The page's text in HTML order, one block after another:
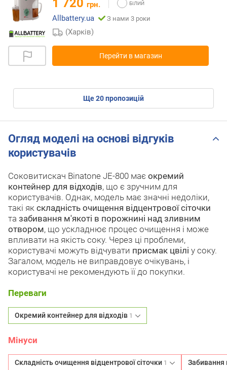
грн.
Allbattery.ua
З нами 3 роки
(Харків)
Перейти в магазин
ще20пропозицій
Огляд моделі на основі відгуків
користувачів
Соковитискач Binatone JE-800 має окремий
контейнер для відходів, що є зручним для
користувачів. Однак, модель має значні недоліки,
такі як складність очищення відцентрової сіточки
та забивання м'якоті в порожнині над зливним
отвором, що ускладнює процес очищення і може
впливати на якість соку. Через ці проблеми,
користувачі можуть відчувати присмак цвілі у соку.
Загалом, модель не виправдовує очікувань, і
користувачі не рекомендують її до покупки.
Переваги
Окремий контейнер для відходів 1
Мінуси
Складність очищення відцентрової сіточки 1 Забивання